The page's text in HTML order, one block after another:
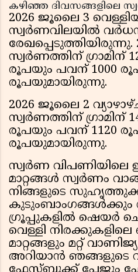
കഴിഞ്ഞ ദിവസങ്ങളിലെ
2026 ജൂലൈ 3
സ്വർണവിലയിൽ
രേഖപ്പെടുത്തിയിരുന്നു.
സ്വർണത്തിന് ഗ്രാമിന്
രൂപയും പവന് 1000 രൂപ
രൂപയുമായിരുന്നു.
2026 ജൂലൈ 2
സ്വർണത്തിന് ഗ്രാമിന്
രൂപയും പവന് 1120 രൂപ
രൂപയുമായിരുന്നു.
സ്വര്‍ണ
മാറ്റങ്ങള്‍ സ്വര്‍ണം
നിങ്ങളുടെ
കുടുംബാംഗങ്ങള്‍ക്കും
ഗ്രൂപ്പുകളില്‍ ഷെയര്‍
വെള്ളി
മാറ്റങ്ങളും മറ്റ്
അറിയാന്‍ ഞങ്ങളുടെ